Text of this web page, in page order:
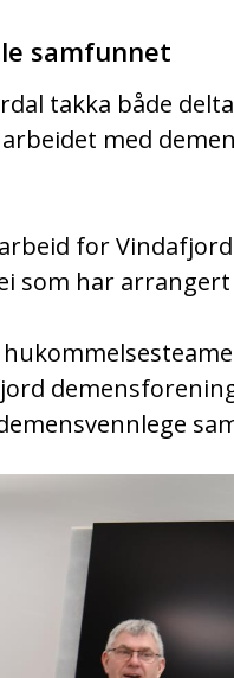
samfunnet
takka både
med
for
som har